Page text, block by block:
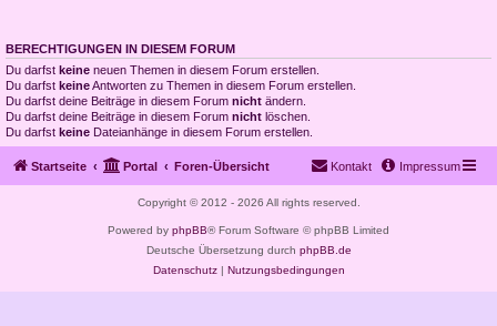
BERECHTIGUNGEN IN DIESEM FORUM
Du darfst keine neuen Themen in diesem Forum erstellen.
Du darfst keineAntworten zu Themen in diesem Forum erstellen.
Du darfst deine Beiträge in diesem Forum nicht ändern.
Du darfst deine Beiträge in diesem Forum nicht löschen.
Du darfst keine Dateianhänge in diesem Forum erstellen.
Startseite Portal Foren-Übersicht Impressum
Kontakt
Copyright © 2012 - 2026 All rights reserved.
Powered by phpBB® Forum Software © phpBB Limited
Deutsche Übersetzung durch phpBB.de
Datenschutz| Nutzungsbedingungen